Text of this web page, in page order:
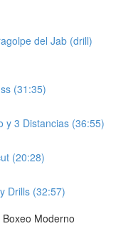
del Jab (drill)
(31:35)
y 3 Distancias (36:55)
(20:28)
Drills (32:57)
Moderno